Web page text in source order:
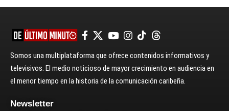
Somos una multiplataforma que ofrece contenidos informativos y
televisivos. El medio noticioso de mayor crecimiento en audiencia en
el menor tiempo en la historia de la comunicación caribeña.
Newsletter